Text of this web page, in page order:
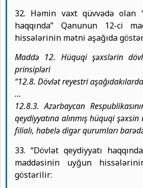
32. Həmin vaxt qüvvədə olan
haqqında” Qanunun 12-ci
hissələrinin mətni aşağıda
Maddə 12. Hüquqi şəxslərin
prinsipləri
“12.8. Dövlət reyestri
…
12.8.3. Azərbaycan
qeydiyyatına alınmış hüquqi
filialı, habelə digər qurumları
33. “Dövlət qeydiyyatı
maddəsinin uyğun
göstərilir: